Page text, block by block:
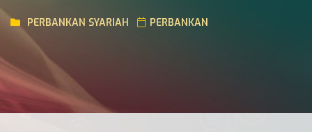
PERBANKAN SYARIAH PERBANKAN